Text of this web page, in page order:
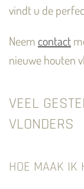
vindt u de
Neem contact
nieuwe houten
VEEL
VLONDERS
HOE MAAK IK